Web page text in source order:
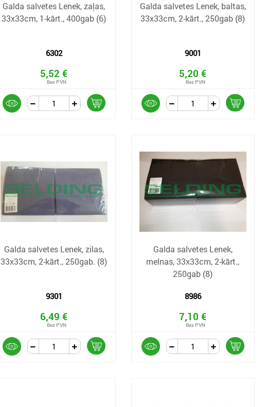
Galda salvetes Lenek, zaļas,
33x33cm, 1-kārt., 400gab (6)
6302
5,52 €
Galda salvetes Lenek, baltas,
33x33cm, 2-kārt., 250gab (8)
9001
5,20 €
Galda salvetes Lenek, zilas,
33x33cm, 2-kārt., 250gab. (8)
9301
6,49 €
Galda salvetes Lenek,
melnas, 33x33cm, 2-kārt.,
250gab (8)
8986
7,10 €